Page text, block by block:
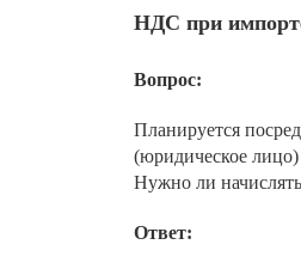
НДС при
Вопрос:
Планируется
(юридическое лицо)
Нужно ли
Ответ: